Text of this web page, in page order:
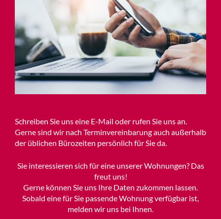
Schreiben Sie uns eine E-Mail oder rufen Sie uns an.
Gerne sind wir nach Terminvereinbarung auch außerhalb
der üblichen Bürozeiten persönlich für Sie da.
Sie interessieren sich für eine unserer Wohnungen? Das
freut uns!
Gerne können Sie uns Ihre Daten zukommen lassen.
Sobald eine für Sie passende Wohnung verfügbar ist,
melden wir uns bei Ihnen.